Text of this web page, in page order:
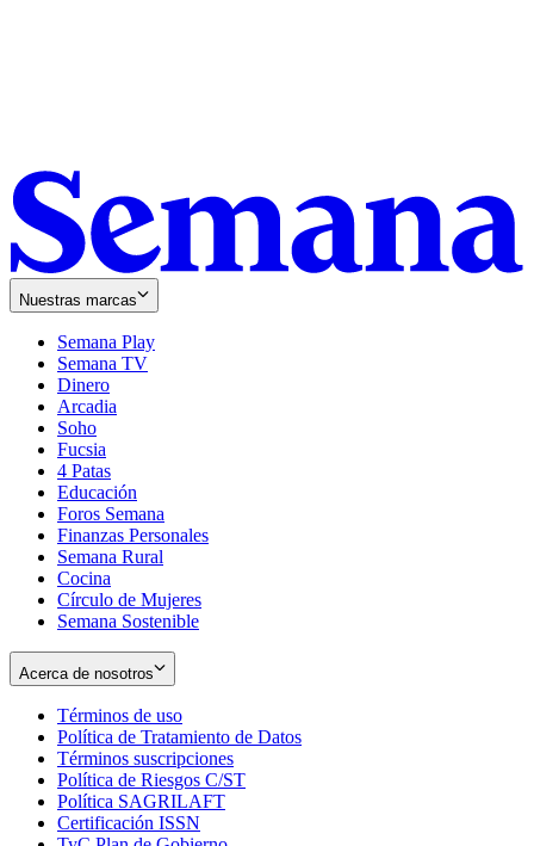
Nuestras marcas
Semana Play
Semana TV
Dinero
Arcadia
Soho
in
new
window
Fucsia
in
new
window
4 Patas
Educación
Foros Semana
Finanzas Personales
Semana Rural
Cocina
Círculo de Mujeres
Semana Sostenible
Acerca de nosotros
Términos de uso
in
new
window
Política de Tratamiento de Datos
Términos suscripciones
in
Política de Riesgos C/ST
Política SAGRILAFT
Certificación ISSN